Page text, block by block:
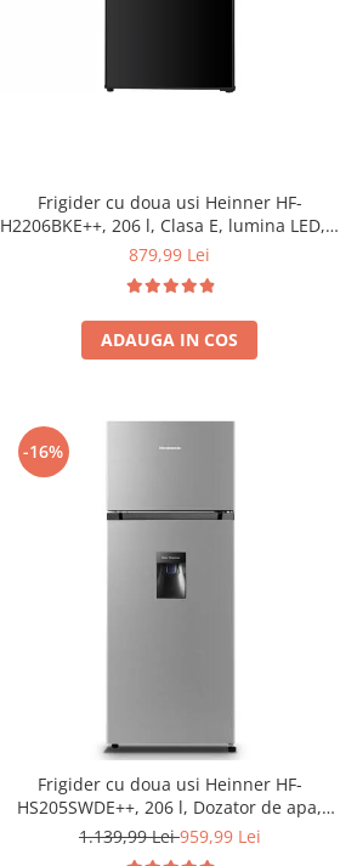
Frigider cu doua usi Heinner HF-
H2206BKE++, 206 l, Clasa E, lumina LED, 3
rafturi de sticla, H 143 cm, Negru
879,99 Lei
ADAUGA IN COS
-16%
Frigider cu doua usi Heinner HF-
HS205SWDE++, 206 l, Dozator de apa,
Iluminare LED, H 143.4 cm, Clasa E,
1.139,99 Lei959,99 Lei